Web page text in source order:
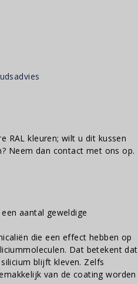
RAL kleuren; wilt u dit kussen
Neem dan contact met ons op.
aantal geweldige
die een effect hebben op
Dat betekent dat
blijft kleven. Zelfs
van de coating worden